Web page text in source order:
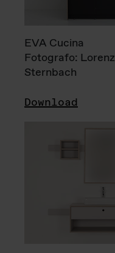
EVA Cucina
Fotografo: Lorenz
Sternbach
Download